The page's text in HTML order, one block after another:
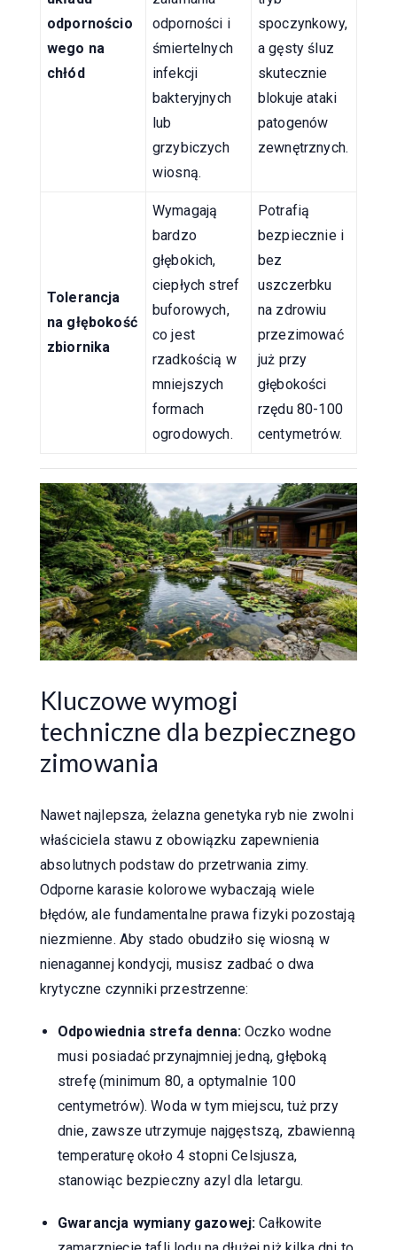
odpornościo
wego na
chłód
odporności i
śmiertelnych
infekcji
bakteryjnych
lub
grzybiczych
wiosną.
spoczynkowy,
a gęsty śluz
skutecznie
blokuje ataki
patogenów
zewnętrznych.
Tolerancja
na głębokość
zbiornika
Wymagają
bardzo
głębokich,
ciepłych stref
buforowych,
co jest
rzadkością w
mniejszych
formach
ogrodowych.
Potrafią
bezpiecznie i
bez
uszczerbku
na zdrowiu
przezimować
już przy
głębokości
rzędu 80-100
centymetrów.
Kluczowe wymogi
techniczne dla bezpiecznego
zimowania
Nawet najlepsza, żelazna genetyka ryb nie zwolni
właściciela stawu z obowiązku zapewnienia
absolutnych podstaw do przetrwania zimy.
Odporne karasie kolorowe wybaczają wiele
błędów, ale fundamentalne prawa fizyki pozostają
niezmienne. Aby stado obudziło się wiosną w
nienagannej kondycji, musisz zadbać o dwa
krytyczne czynniki przestrzenne:
Odpowiednia strefa denna: Oczko wodne
musi posiadać przynajmniej jedną, głęboką
strefę (minimum 80, a optymalnie 100
centymetrów). Woda w tym miejscu, tuż przy
dnie, zawsze utrzymuje najgęstszą, zbawienną
temperaturę około 4 stopni Celsjusza,
stanowiąc bezpieczny azyl dla letargu.
Gwarancja wymiany gazowej: Całkowite